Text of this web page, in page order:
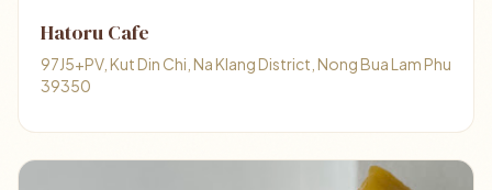
Hatoru Cafe
97J5+PV, Kut Din Chi, Na Klang District, Nong Bua Lam Phu
39350